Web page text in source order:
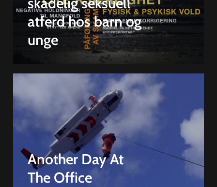
atferd hos barn og
unge
Another Day At
The Office